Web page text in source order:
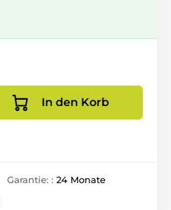
In den Korb
Garantie: : 24 Monate